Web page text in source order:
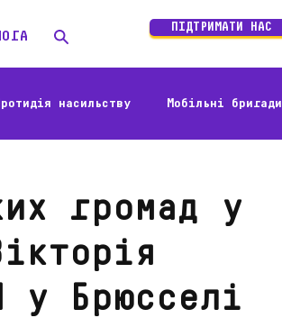
ПІДТРИМАТИ НАС
насильству Мобільні бригади
громад у
у Брюсселі